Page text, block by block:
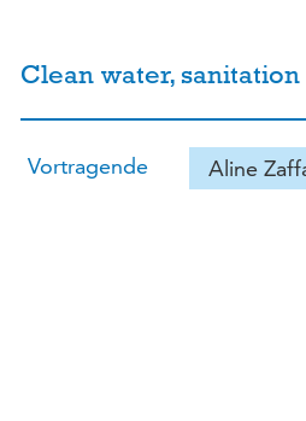
Clean water,
Vortragende Aline